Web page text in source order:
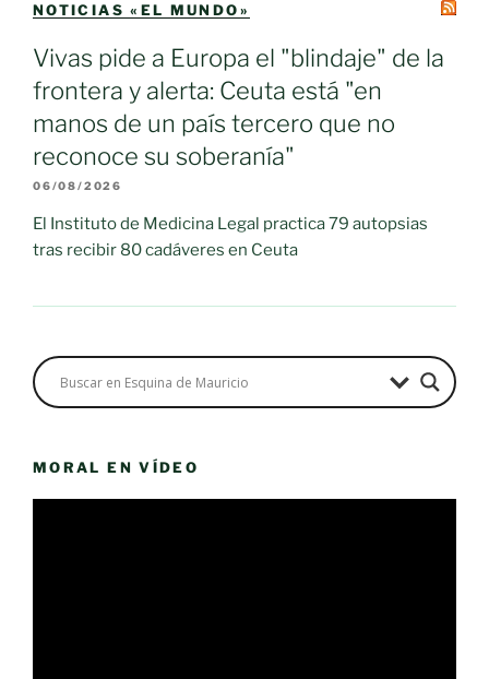
NOTICIAS «EL MUNDO»
Vivas pide a Europa el "blindaje" de la
frontera y alerta: Ceuta está "en
manos de un país tercero que no
reconoce su soberanía"
06/08/2026
El Instituto de Medicina Legal practica 79 autopsias
tras recibir 80 cadáveres en Ceuta
MORAL EN VÍDEO